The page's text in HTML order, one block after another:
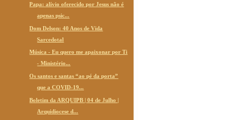
Papa: alívio oferecido por Jesus não é
apenas psic...
Dom Delson: 40 Anos de Vida
Sarcedotal
Música - Eu quero me apaixonar por Ti
- Ministério...
Os santos e santas “ao pé da porta”
que a COVID-19...
Boletim da ARQUIPB | 04 de Julho |
Arquidiocese d...